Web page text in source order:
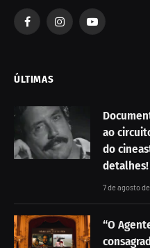
FacebookInstagramYouTube
ÚLTIMAS
ao
do
detalhes!
7 de agosto
“O